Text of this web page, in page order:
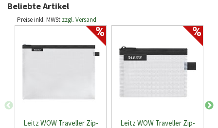
Beliebte Artikel
Preise inkl. MWSt zzgl. Versand
Leitz WOW Traveller Zip-
Leitz WOW Traveller Zip-